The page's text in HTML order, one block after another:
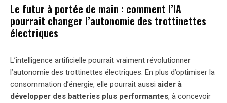
Le futur à portée de main : comment l’IA
pourrait changer l’autonomie des trottinettes
électriques
L’intelligence artificielle pourrait vraiment révolutionner
l’autonomie des trottinettes électriques. En plus d’optimiser la
consommation d’énergie, elle pourrait aussi aider à
développer des batteries plus performantes, à concevoir